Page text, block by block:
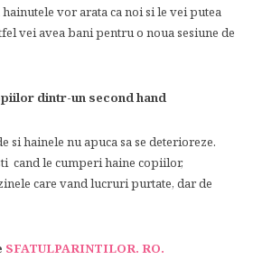
vor arata ca noi si le vei putea
vei avea bani pentru o noua sesiune de
dintr-un second hand
si hainele nu apuca sa se deterioreze.
cand le cumperi haine copiilor,
care vand lucruri purtate, dar de
SFATULPARINTILOR. RO.